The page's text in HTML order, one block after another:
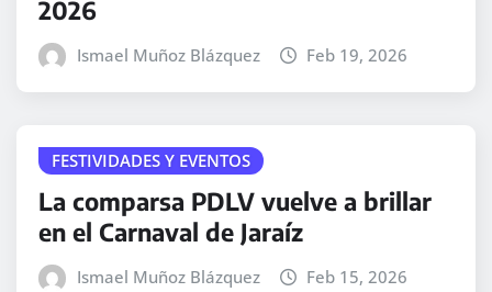
2026
Ismael Muñoz Blázquez Feb 19, 2026
FESTIVIDADES Y EVENTOS
La comparsa PDLV vuelve a brillar
en el Carnaval de Jaraíz
Ismael Muñoz Blázquez Feb 15, 2026